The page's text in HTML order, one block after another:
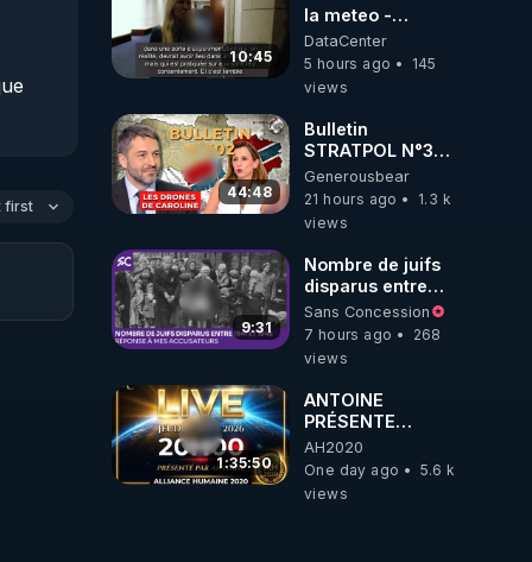
first
10:45
la meteo -
Citoicitoyen
DataCenter
5 hours ago
145
views
44:48
Bulletin
STRATPOL N°302.
Armée des
drones, MS-21 en
série, missiles
07.08.2026.
Generousbear
21 hours ago
1.3 k
views
9:31
Nombre de juifs
disparus entre
1941 et 1945
(Réponse à mes
accusateurs)
Sans Concession
7 hours ago
268
views
1:35:50
ANTOINE
PRÉSENTE
AH2020 LE LIVE
20H ***DU
06/08/2026***
AH2020
One day ago
5.6 k
views